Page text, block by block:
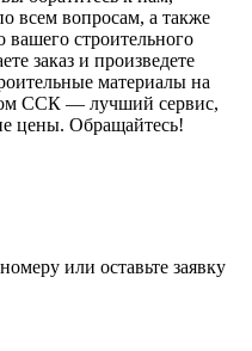
всем вопросам, а также
вашего строительного
заказ и произведете
материалы на
ССК — лучший сервис,
цены. Обращайтесь!
или оставьте заявку